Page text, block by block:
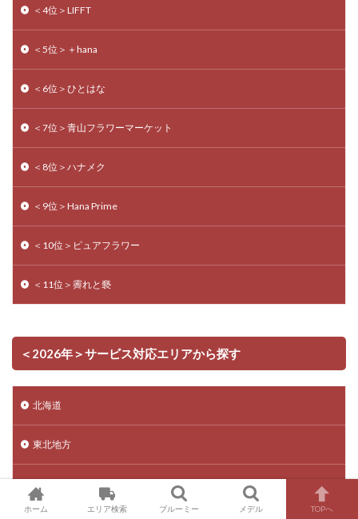
＜4位＞LIFFT
＜5位＞＋hana
＜6位＞ひとはな
＜7位＞青山フラワーマーケット
＜8位＞ハナメク
＜9位＞Hana Prime
＜10位＞ピュアフラワー
＜11位＞霽れと褻
＜2026年＞サービス対応エリアから探す
北海道
東北地方
関東地方
ホーム エリア検索 ブルーミー メデル TOPへ